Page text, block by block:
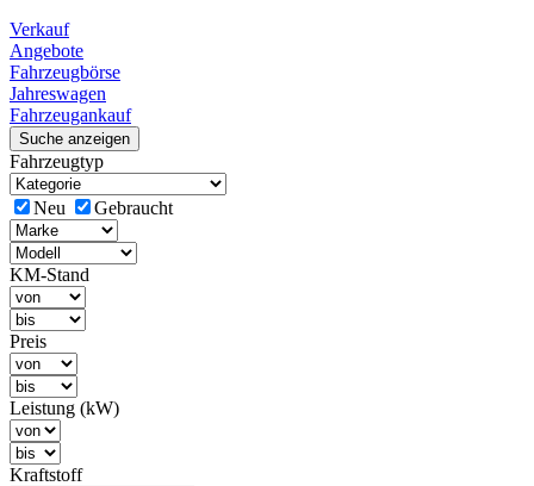
Verkauf
Angebote
Fahrzeugbörse
Jahreswagen
Fahrzeugankauf
Suche anzeigen
Fahrzeugtyp
Neu Gebraucht
KM-Stand
Preis
Leistung (kW)
Kraftstoff